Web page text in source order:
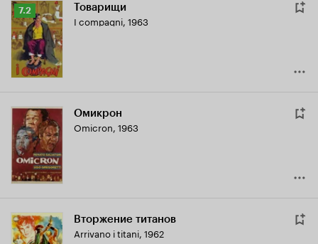
Рейтинг
Кинопоиска
7.2
7.2 Товарищи
I compagni, 1963
Омикрон
Omicron, 1963
Вторжение титанов
Arrivano i titani, 1962